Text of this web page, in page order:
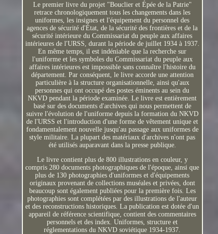
Le premier livre du projet "Bouclier et Épée de la Patrie"
retrace chronologiquement tous les changements dans les
uniformes, les insignes et l'équipement du personnel des
agences de sécurité d'État, de la sécurité des frontières et de la
sécurité intérieure du Commissariat du peuple aux affaires
intérieures de l'URSS, durant la période de juillet 1934 à 1937.
En même temps, il est indéniable que la recherche sur
l'uniforme et les symboles du Commissariat du peuple aux
affaires intérieures est impossible sans connaître l'histoire du
département. Par conséquent, le livre accorde une attention
particulière à la structure organisationnelle, ainsi qu'aux
personnes qui ont occupé des postes éminents au sein du
NKVD pendant la période examinée. Le livre est entièrement
basé sur des documents d'archives qui nous permettent de
suivre l'évolution de l'uniforme depuis la formation du NKVD
de l'URSS et l'introduction d'une forme de vêtement unique et
fondamentalement nouvelle jusqu'au passage aux uniformes de
style militaire. La plupart des matériaux d'archives n'ont pas
été utilisés auparavant dans la presse publique.
Le livre contient plus de 800 illustrations en couleur, y
compris 280 documents photographiques de l'époque, ainsi que
plus de 130 photographies d'uniformes et d'équipements
originaux provenant de collections muséales et privées, dont
beaucoup sont également publiées pour la première fois. Les
photographies sont complétées par des illustrations de l'auteur
et des reconstructions historiques. La publication est dotée d'un
appareil de référence scientifique, contient des commentaires
personnels et des index. Uniformes, structure et
réglementations du NKVD soviétique 1934-1937.